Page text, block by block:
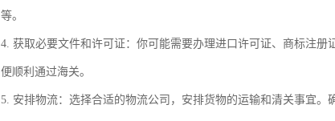
等。
4. 获取必要文件和许可证：你可能需要办理进口许可证、商标注
便顺利通过海关。
5. 安排物流：选择合适的物流公司，安排货物的运输和清关事宜。